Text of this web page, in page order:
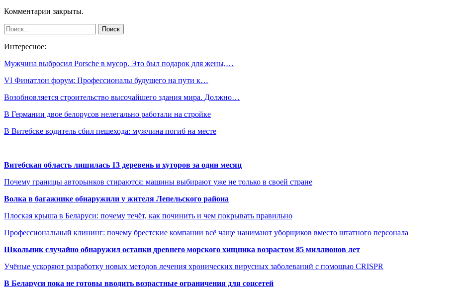
Комментарии закрыты.
Интересное:
Мужчина выбросил Porsche в мусор. Это был подарок для жены,…
VI Финатлон форум: Профессионалы будущего на пути к…
Возобновляется строительство высочайшего здания мира. Должно…
В Германии двое белорусов нелегально работали на стройке
В Витебске водитель сбил пешехода: мужчина погиб на месте
Витебская область лишилась 13 деревень и хуторов за один месяц
Почему границы авторынков стираются: машины выбирают уже не только в своей стране
Волка в багажнике обнаружили у жителя Лепельского района
Плоская крыша в Беларуси: почему течёт, как починить и чем покрывать правильно
Профессиональный клининг: почему брестские компании всё чаще нанимают уборщиков вместо штатного персонала
Школьник случайно обнаружил останки древнего морского хищника возрастом 85 миллионов лет
Учёные ускоряют разработку новых методов лечения хронических вирусных заболеваний с помощью CRISPR
В Беларуси пока не готовы вводить возрастные ограничения для соцсетей